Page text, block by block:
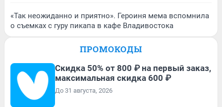
«Так неожиданно и приятно». Героиня мема вспомнила
о съемках с гуру пикапа в кафе Владивостока
ПРОМОКОДЫ
Скидка 50% от 800 ₽ на первый заказ,
максимальная скидка 600 ₽
До 31 августа, 2026